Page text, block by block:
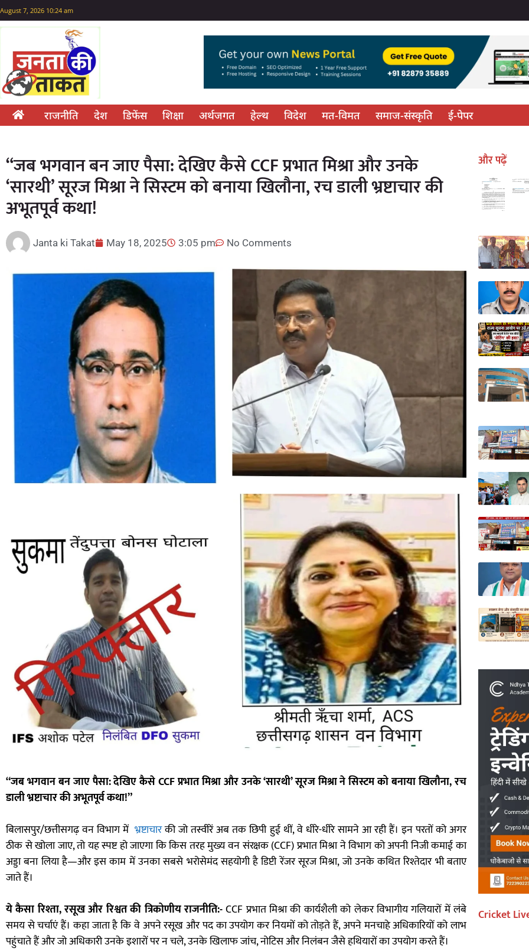
August 7, 2026 10:24 am
राजनीति देश डिफेंस शिक्षा अर्थजगत हेल्थ विदेश मत-विमत समाज-संस्कृति ई-पेपर
“जब भगवान बन जाए पैसा: देखिए कैसे CCF प्रभात मिश्रा और उनके
‘सारथी’ सूरज मिश्रा ने सिस्टम को बनाया खिलौना, रच डाली भ्रष्टाचार की
अभूतपूर्व कथा!
Janta ki Takat May 18, 2025 3:05 pm No Comments
“जब भगवान बन जाए पैसा: देखिए कैसे CCF प्रभात मिश्रा और उनके ‘सारथी’ सूरज मिश्रा ने सिस्टम को बनाया खिलौना, रच
डाली भ्रष्टाचार की अभूतपूर्व कथा!”
बिलासपुर/छत्तीसगढ़ वन विभाग मेंभ्रष्टाचारकी जो तस्वीरें अब तक छिपी हुई थीं, वे धीरे-धीरे सामने आ रही हैं। इन परतों को अगर
ठीक से खोला जाए, तो यह स्पष्ट हो जाएगा कि किस तरह मुख्य वन संरक्षक (CCF) प्रभात मिश्रा ने विभाग को अपनी निजी कमाई का
अड्डा बना लिया है—और इस काम में उनका सबसे भरोसेमंद सहयोगी है डिप्टी रेंजर सूरज मिश्रा, जो उनके कथित रिश्तेदार भी बताए
जाते हैं।
ये कैसा रिश्ता, रसूख और रिश्वत की त्रिकोणीय राजनीति:-CCF प्रभात मिश्रा की कार्यशैली को लेकर विभागीय गलियारों में लंबे
समय से चर्चाएं हैं। कहा जाता है कि वे अपने रसूख और पद का उपयोग कर नियमों को तोड़ते हैं, अपने मनचाहे अधिकारियों को लाभ
पहुंचाते हैं और जो अधिकारी उनके इशारों पर न चले, उनके खिलाफ जांच, नोटिस और निलंबन जैसे हथियारों का उपयोग करते हैं।
और पढ़ें
Cricket